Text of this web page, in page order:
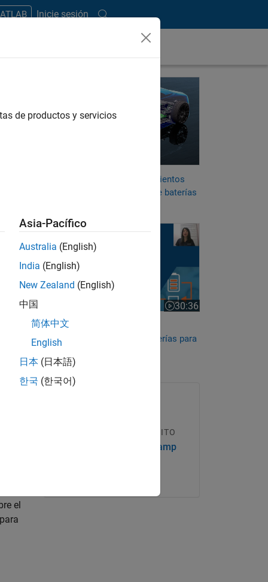
Inicie sesión
un
y
de
el
Ponga a prueba sus conocimientos
sobre sistemas de gestión de baterías
Desarrollo de algoritmos de estimación de estado
30:36
Duración del vídeo 30:36
Desarrollo de algoritmos de
estimación de estado de baterías para
CURSO ONLINE GRATUITO
Simscape Battery Onramp
de productos y servicios
Asia-Pacífico
Australia (English)
India (English)
New Zealand (English)
中国
简体中文
English
日本 (日本語)
한국 (한국어)